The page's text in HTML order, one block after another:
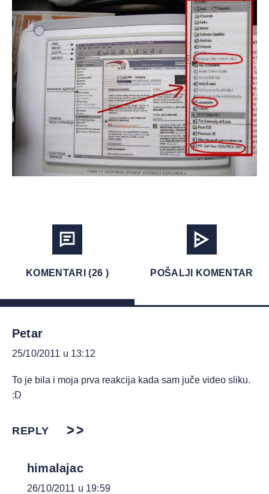
KOMENTARI (26 ) POŠALJI KOMENTAR
Petar
25/10/2011 u 13:12
To je bila i moja prva reakcija kada sam juče video sliku.
:D
REPLY
himalajac
26/10/2011 u 19:59